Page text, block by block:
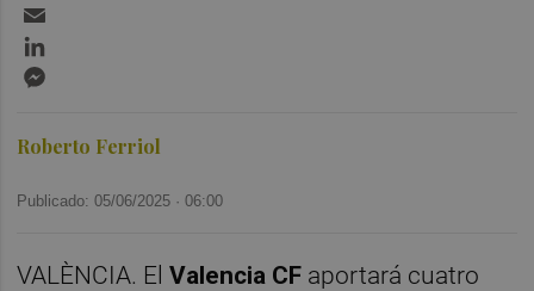
Roberto Ferriol
Publicado: 05/06/2025 ·06:00
VALÈNCIA. ElValencia CF aportará cuatro